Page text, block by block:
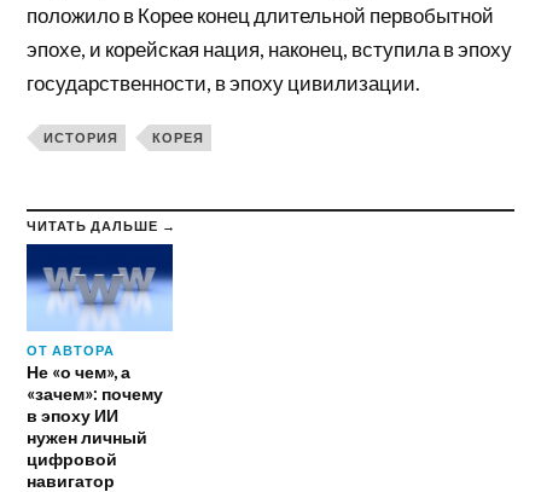
положило в Корее конец длительной первобытной
эпохе, и корейская нация, наконец, вступила в эпоху
государственности, в эпоху цивилизации.
ИСТОРИЯ КОРЕЯ
ЧИТАТЬ ДАЛЬШЕ →
ОТ АВТОРА
Не «о чем», а
«зачем»: почему
в эпоху ИИ
нужен личный
цифровой
навигатор